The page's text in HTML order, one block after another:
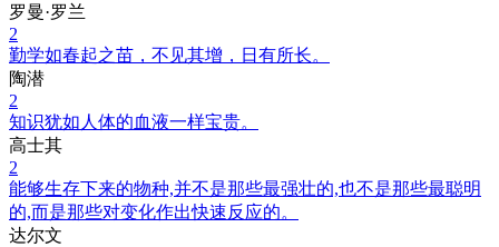
罗曼·罗兰
2
勤学如春起之苗，不见其增，日有所长。
陶潜
2
知识犹如人体的血液一样宝贵。
高士其
2
能够生存下来的物种,并不是那些最强壮的,也不是那些最聪明
的,而是那些对变化作出快速反应的。
达尔文